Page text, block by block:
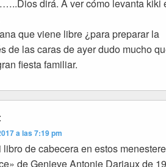
dirá. A ver cómo levanta kiki
que viene libre ¿para preparar la
de las caras de ayer dudo mucho
fiesta familiar.
a las 7:19 pm
de cabecera en estos
de Genieve Antonie Dariaux de